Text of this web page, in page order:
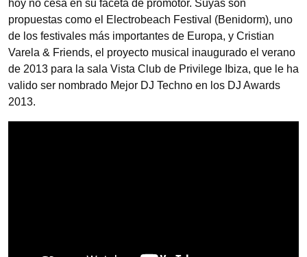
hoy no cesa en su faceta de promotor. Suyas son
propuestas como el Electrobeach Festival (Benidorm), uno
de los festivales más importantes de Europa, y Cristian
Varela & Friends, el proyecto musical inaugurado el verano
de 2013 para la sala Vista Club de Privilege Ibiza, que le ha
valido ser nombrado Mejor DJ Techno en los DJ Awards
2013.